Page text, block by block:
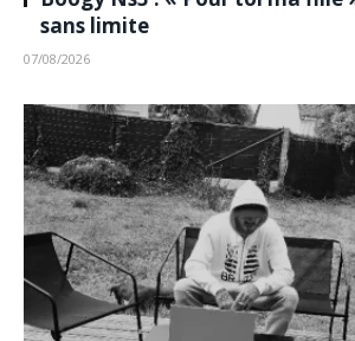
sans limite
07/08/2026